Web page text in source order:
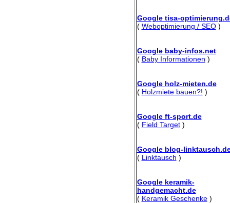
Google tisa-
( Weboptimierung / SEO)
Google baby-infos.net
( Baby Informationen )
Google holz-mieten.de
( Holzmiete bauen?! )
Google ft-sport.de
( Field Target)
Google blog-
( Linktausch )
Google keramik-
handgemacht.de
( Keramik Geschenke)